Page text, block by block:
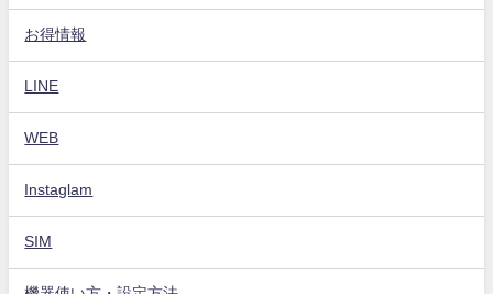
お得情報
LINE
WEB
Instaglam
SIM